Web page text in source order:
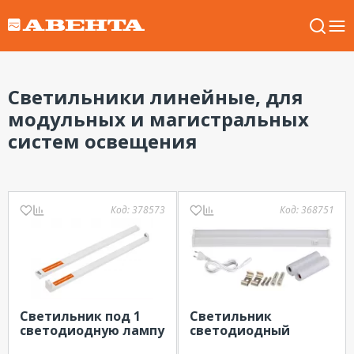
Светильники линейные, для
модульных и магистральных
систем освещения
Код:378573
Светильник под 1
светодиодную лампу
Код:368751
Светильник
светодиодный